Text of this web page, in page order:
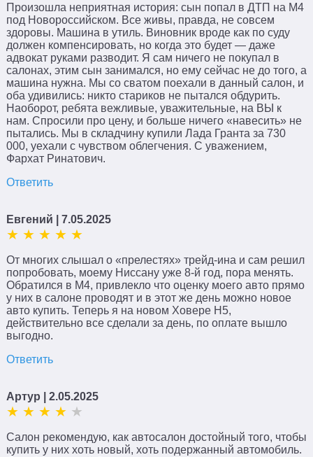
Произошла неприятная история: сын попал в ДТП на М4
под Новороссийском. Все живы, правда, не совсем
здоровы. Машина в утиль. Виновник вроде как по суду
должен компенсировать, но когда это будет — даже
адвокат руками разводит. Я сам ничего не покупал в
салонах, этим сын занимался, но ему сейчас не до того, а
машина нужна. Мы со сватом поехали в данный салон, и
оба удивились: никто стариков не пытался обдурить.
Наоборот, ребята вежливые, уважительные, на ВЫ к
нам. Спросили про цену, и больше ничего «навесить» не
пытались. Мы в складчину купили Лада Гранта за 730
000, уехали с чувством облегчения. С уважением,
Фархат Ринатович.
Ответить
Евгений | 7.05.2025
От многих слышал о «прелестях» трейд-ина и сам решил
попробовать, моему Ниссану уже 8-й год, пора менять.
Обратился в М4, привлекло что оценку моего авто прямо
у них в салоне проводят и в этот же день можно новое
авто купить. Теперь я на новом Ховере Н5,
действительно все сделали за день, по оплате вышло
выгодно.
Ответить
Артур | 2.05.2025
Салон рекомендую, как автосалон достойный того, чтобы
купить у них хоть новый, хоть подержанный автомобиль.